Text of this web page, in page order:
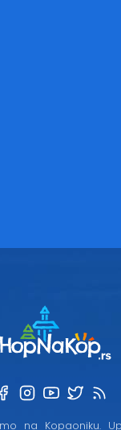
na Kopaoniku.